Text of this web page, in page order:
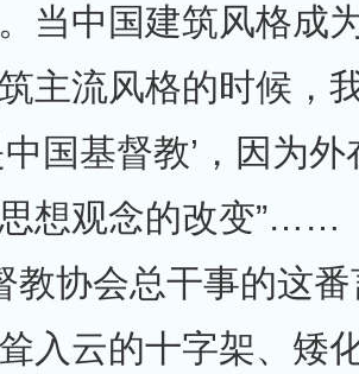
当中国建筑风格成
主流风格的时候，
中国基督教’，因为
想观念的改变”……
教协会总干事的这
入云的十字架、矮